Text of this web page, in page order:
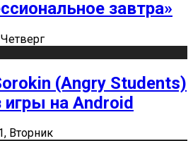
завтра»
(Angry Students)
игры на Android
Вторник